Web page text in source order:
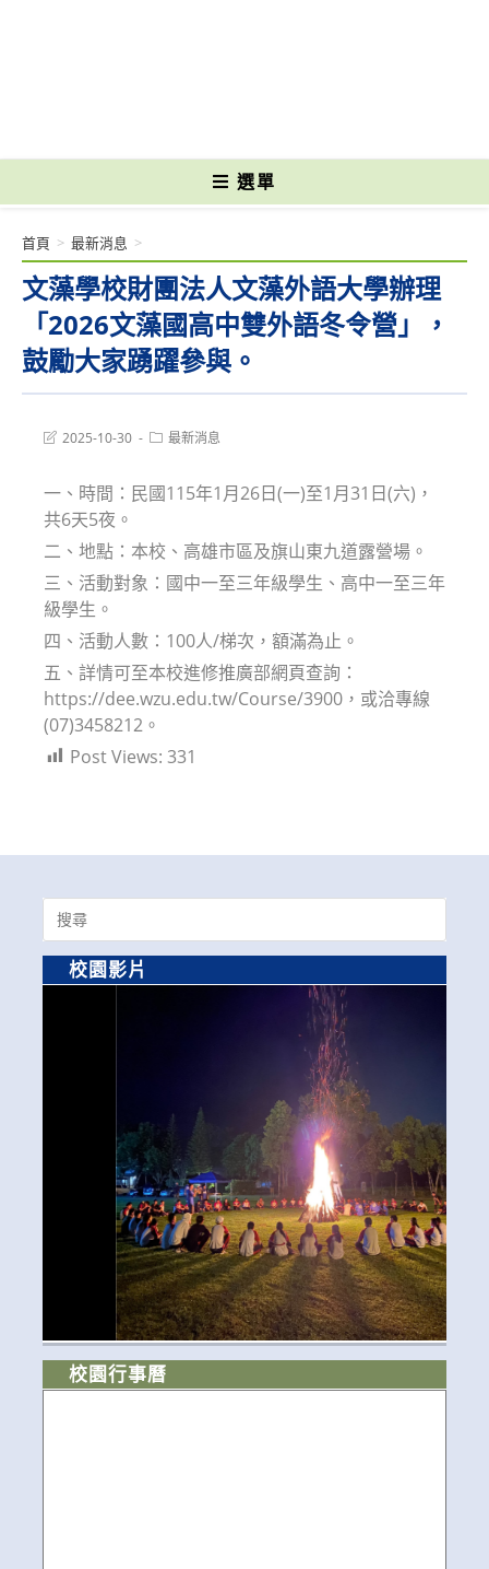
選單
文藻學校財團法人文藻外語大學辦理
「2026文藻國高中雙外語冬令營」，
鼓勵大家踴躍參與。
首頁 > 最新消息 >
Post2025-10-30
Post最新消息
一、時間：民國115年1月26日(一)至1月31日(六)，
共6天5夜。
二、地點：本校、高雄市區及旗山東九道露營場。
三、活動對象：國中一至三年級學生、高中一至三年
級學生。
四、活動人數：100人/梯次，額滿為止。
五、詳情可至本校進修推廣部網頁查詢：
https://dee.wzu.edu.tw/Course/3900，或洽專線
(07)3458212。
Post Views: 331
Search
for:
校園影片
校園行事曆